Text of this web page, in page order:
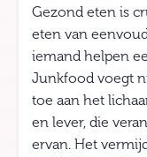
Gezond eten is
eten van
iemand helpen
Junkfood voegt
toe aan het
en lever, die
ervan. Het